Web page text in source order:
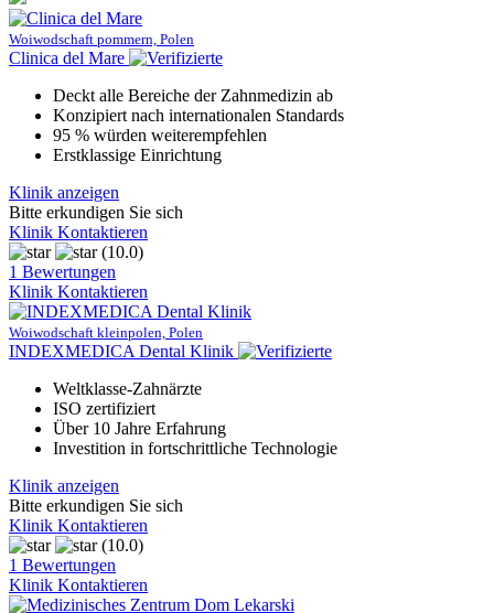
Woiwodschaft pommern, Polen
Clinica del Mare
Deckt alle Bereiche der Zahnmedizin ab
Konzipiert nach internationalen Standards
95 % würden weiterempfehlen
Erstklassige Einrichtung
Klinik anzeigen
Bitte erkundigen Sie sich
Klinik Kontaktieren
(10.0)
1 Bewertungen
Klinik Kontaktieren
Woiwodschaft kleinpolen, Polen
INDEXMEDICA Dental Klinik
Weltklasse-Zahnärzte
ISO zertifiziert
Über 10 Jahre Erfahrung
Investition in fortschrittliche Technologie
Klinik anzeigen
Bitte erkundigen Sie sich
Klinik Kontaktieren
(10.0)
1 Bewertungen
Klinik Kontaktieren